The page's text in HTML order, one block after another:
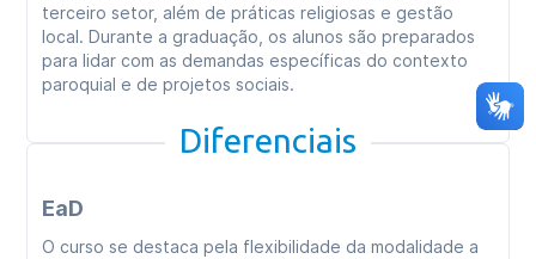
terceiro setor, além de práticas religiosas e gestão
local. Durante a graduação, os alunos são preparados
para lidar com as demandas específicas do contexto
paroquial e de projetos sociais.
Diferenciais
EaD
O curso se destaca pela flexibilidade da modalidade a